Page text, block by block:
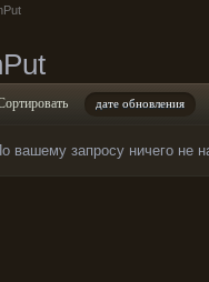
дате обновления
вашему запросу ничего не